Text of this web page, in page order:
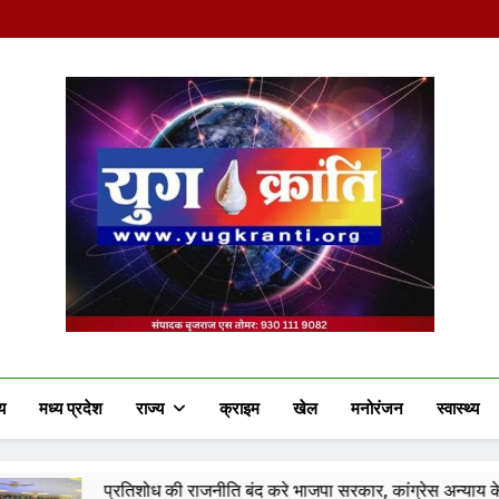
Yug Kranti |
मध्य प्रदेश राज्य क्राइम खेल मनोरंजन स्वास्थ्य
राजनीति बंद करे भाजपा सरकार, कांग्रेस अन्याय के खिलाफ निर्णायक संघर्ष